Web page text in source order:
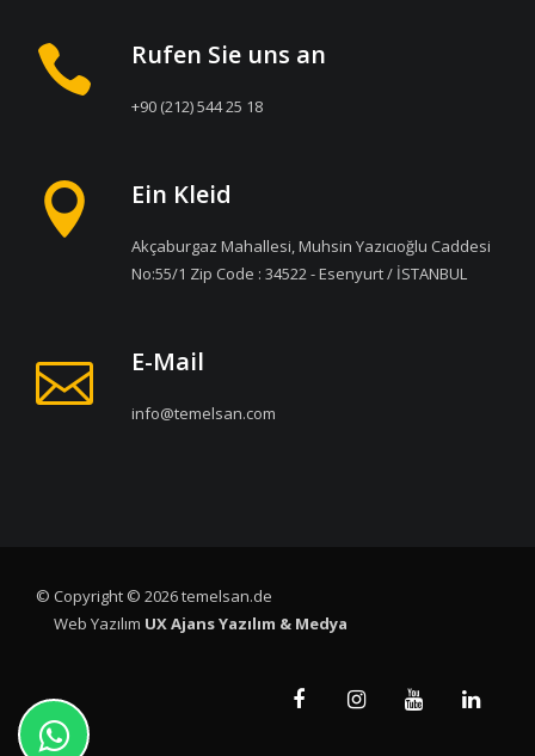
Rufen Sie uns an
+90 (212) 544 25 18
Ein Kleid
Akçaburgaz Mahallesi, Muhsin Yazıcıoğlu Caddesi
No:55/1 Zip Code : 34522 - Esenyurt / İSTANBUL
E-Mail
info@temelsan.com
© Copyright © 2026 temelsan.de
Web Yazılım UX Ajans Yazılım & Medya